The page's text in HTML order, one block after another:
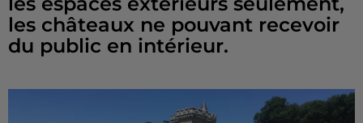
les châteaux ne pouvant recevoir
du public en intérieur.